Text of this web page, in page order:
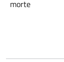
morte